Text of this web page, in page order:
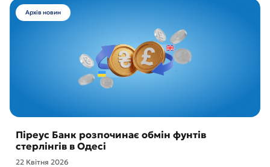
Архів новин
Піреус Банк розпочинає обмін фунтів
стерлінгів в Одесі
22 Квітня 2026